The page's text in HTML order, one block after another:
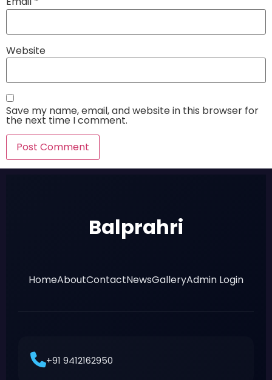
Website
Save my name, email, and website in this browser for
the next time I comment.
Balprahri
HomeAboutContactNewsGalleryAdmin Login
+91 9412162950